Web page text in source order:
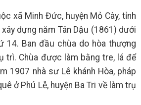
xã Minh Đức, huyện Mỏ Cày, tỉnh
dựng năm Tân Dậu (1861) dưới
14. Ban đầu chùa do hòa thượng
trì. Chùa được làm bằng tre, lá để
1907 nhà sư Lê khánh Hòa, pháp
ở Phú Lễ, huyện Ba Tri về làm trụ